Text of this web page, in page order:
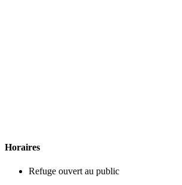
Horaires
Refuge ouvert au public